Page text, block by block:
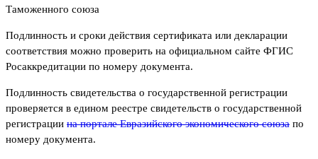
Таможенного союза
Подлинность и сроки действия сертификата или декларации
соответствия можно проверить на официальном сайте ФГИС
Росаккредитации по номеру документа.
Подлинность свидетельства о государственной регистрации
проверяется в едином реестре свидетельств о государственной
регистрации на портале Евразийского экономического союза по
номеру документа.